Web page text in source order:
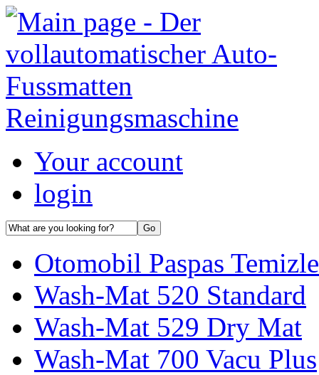
Your account
login
Otomobil Paspas
Wash-Mat 520 Standard
Wash-Mat 529 Dry Mat
Wash-Mat 700 Vacu Plus